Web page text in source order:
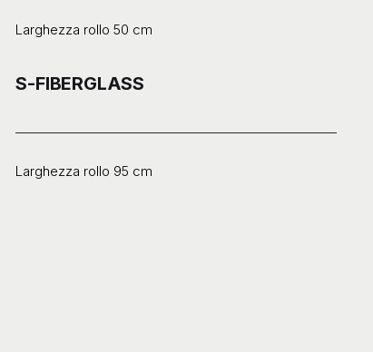
Larghezza rollo 50 cm
S-FIBERGLASS
Larghezza rollo 95 cm